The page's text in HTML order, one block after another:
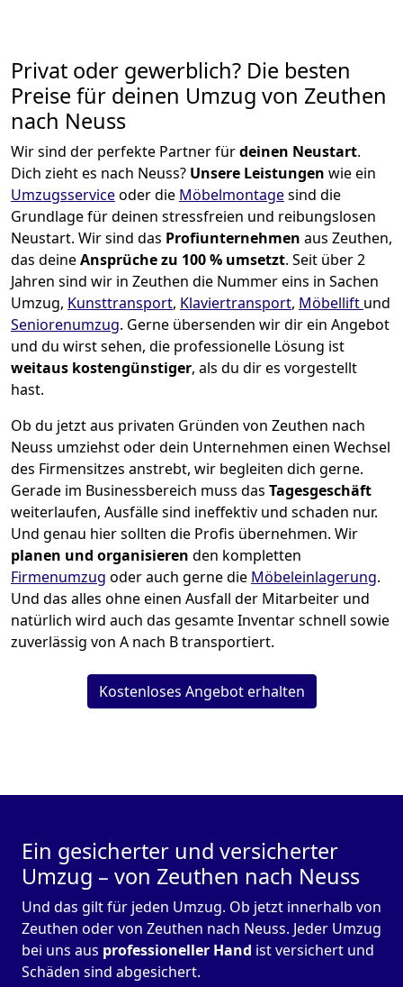
Privat oder gewerblich? Die besten
Preise für deinen Umzug von Zeuthen
nach Neuss
Wir sind der perfekte Partner fürdeinen Neustart.
Dich zieht es nach Neuss? Unsere Leistungen wie ein
Umzugsserviceoder die Möbelmontagesind die
Grundlage für deinen stressfreien und reibungslosen
Neustart. Wir sind das Profiunternehmen aus Zeuthen,
das deineAnsprüche zu 100 % umsetzt. Seit über 2
Jahren sind wir in Zeuthen die Nummer eins in Sachen
Umzug, Kunsttransport, Klaviertransport, Möbellift und
Seniorenumzug. Gerne übersenden wir dir ein Angebot
und du wirst sehen, die professionelle Lösung ist
weitaus kostengünstiger, als du dir es vorgestellt
hast.
Ob du jetzt aus privaten Gründen von Zeuthen nach
Neuss umziehst oder dein Unternehmen einen Wechsel
des Firmensitzes anstrebt, wir begleiten dich gerne.
Gerade im Businessbereich muss das Tagesgeschäft
weiterlaufen, Ausfälle sind ineffektiv und schaden nur.
Und genau hier sollten die Profis übernehmen. Wir
planen und organisieren den kompletten
Firmenumzug oder auch gerne die Möbeleinlagerung.
Und das alles ohne einen Ausfall der Mitarbeiter und
natürlich wird auch das gesamte Inventar schnell sowie
zuverlässig von A nach B transportiert.
Kostenloses Angebot erhalten
Ein gesicherter und versicherter
Umzug – von Zeuthen nach Neuss
Und das gilt für jeden Umzug. Ob jetzt innerhalb von
Zeuthen oder von Zeuthen nach Neuss. Jeder Umzug
bei uns aus professioneller Hand ist versichert und
Schäden sind abgesichert.